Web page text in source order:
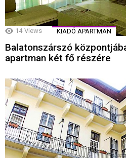
14 Views KIADÓ APARTMAN
Balatonszárszó
apartman két fő részére